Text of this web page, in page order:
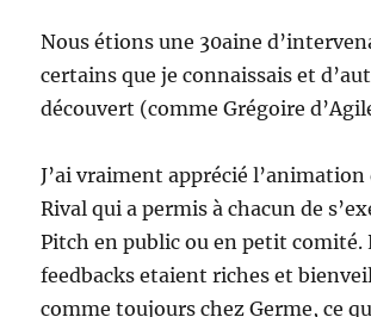
Nous étions une 30aine
certains que je connaissais et
découvert (comme Grégoire
J’ai vraiment apprécié l’animation
Rival qui a permis à chacun de
Pitch en public ou en petit comité.
feedbacks etaient riches et
comme toujours chez Germe, ce